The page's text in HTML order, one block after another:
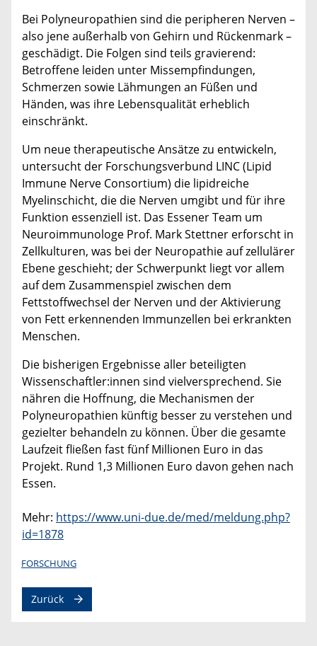
Bei Polyneuropathien sind die peripheren Nerven –
also jene außerhalb von Gehirn und Rückenmark –
geschädigt. Die Folgen sind teils gravierend:
Betroffene leiden unter Missempfindungen,
Schmerzen sowie Lähmungen an Füßen und
Händen, was ihre Lebensqualität erheblich
einschränkt.
Um neue therapeutische Ansätze zu entwickeln,
untersucht der Forschungsverbund LINC (Lipid
Immune Nerve Consortium) die lipidreiche
Myelinschicht, die die Nerven umgibt und für ihre
Funktion essenziell ist. Das Essener Team um
Neuroimmunologe Prof. Mark Stettner erforscht in
Zellkulturen, was bei der Neuropathie auf zellulärer
Ebene geschieht; der Schwerpunkt liegt vor allem
auf dem Zusammenspiel zwischen dem
Fettstoffwechsel der Nerven und der Aktivierung
von Fett erkennenden Immunzellen bei erkrankten
Menschen.
Die bisherigen Ergebnisse aller beteiligten
Wissenschaftler:innen sind vielversprechend. Sie
nähren die Hoffnung, die Mechanismen der
Polyneuropathien künftig besser zu verstehen und
gezielter behandeln zu können. Über die gesamte
Laufzeit fließen fast fünf Millionen Euro in das
Projekt. Rund 1,3 Millionen Euro davon gehen nach
Essen.
Mehr: https://www.uni-due.de/med/meldung.php?
id=1878
FORSCHUNG
Zurück